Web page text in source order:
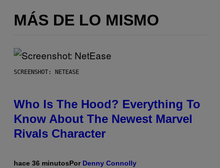
MÁS DE LO MISMO
SCREENSHOT: NETEASE
Who Is The Hood? Everything To
Know About The Newest Marvel
Rivals Character
hace 36 minutosPor Denny Connolly